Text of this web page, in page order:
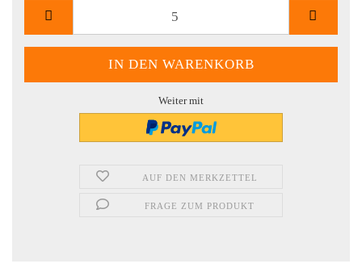
Weiter mit
AUF DEN MERKZETTEL
FRAGE ZUM PRODUKT